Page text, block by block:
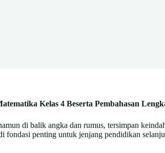
Kelas 4 Beserta Pembahasan
di balik angka dan rumus, tersimpan
fondasi penting untuk jenjang pendidikan